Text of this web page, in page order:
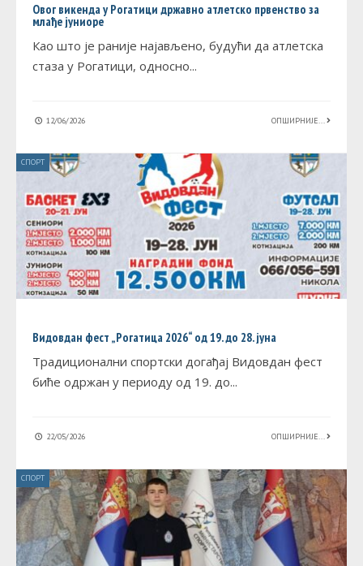
Овог викенда у Рогатици државно атлетско првенство за
млађе јуниоре
Као што је раније најављено, будући да атлетска
стаза у Рогатици, односно...
12/06/2026 ОПШИРНИЈЕ...
СПОРТ
Видовдан фест „Рогатица 2026“ од 19. до 28. јуна
Традиционални спортски догађај Видовдан фест
биће одржан у периоду од 19. до...
22/05/2026 ОПШИРНИЈЕ...
СПОРТ